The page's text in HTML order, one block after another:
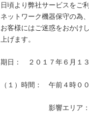
日頃より弊社サービスをご
ネットワーク機器保守の為
お客様にはご迷惑をおかけ
上げます。
期日：　２０１７年６月１
（１）時間：　午前４時０
影響エリア：　下記